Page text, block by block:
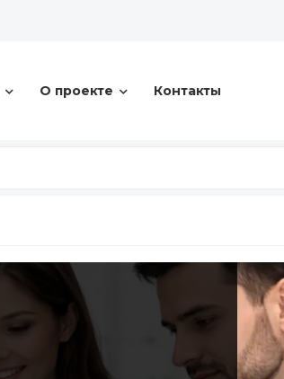
О проекте Контакты